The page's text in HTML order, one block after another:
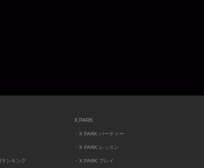
ランキング
X PARK
・X PARK パーティー
・X PARK レッスン
・X PARK プレイ